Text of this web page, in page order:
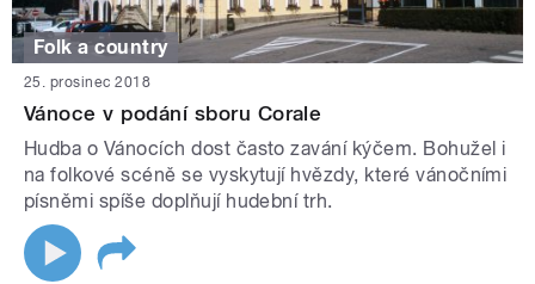
Folk a country
25. prosinec 2018
Vánoce v podání sboru Corale
Hudba o Vánocích dost často zavání kýčem. Bohužel i
na folkové scéně se vyskytují hvězdy, které vánočními
písněmi spíše doplňují hudební trh.